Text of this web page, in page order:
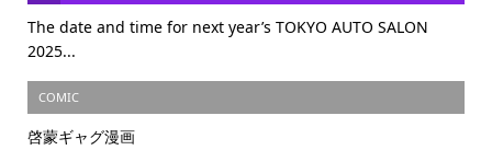
The date and time for next year’s TOKYO AUTO SALON
2025...
COMIC
啓蒙ギャグ漫画